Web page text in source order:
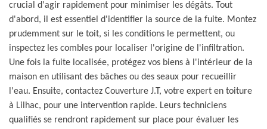
crucial d'agir rapidement pour minimiser les dégâts. Tout
d'abord, il est essentiel d'identifier la source de la fuite. Montez
prudemment sur le toit, si les conditions le permettent, ou
inspectez les combles pour localiser l'origine de l'infiltration.
Une fois la fuite localisée, protégez vos biens à l'intérieur de la
maison en utilisant des bâches ou des seaux pour recueillir
l'eau. Ensuite, contactez Couverture J.T, votre expert en toiture
à Lilhac, pour une intervention rapide. Leurs techniciens
qualifiés se rendront rapidement sur place pour évaluer les